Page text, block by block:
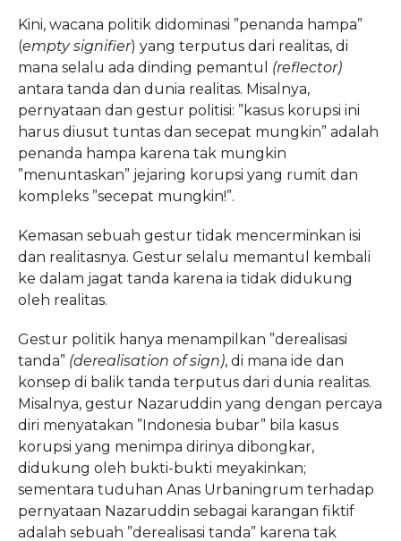
Kini, wacana politik didominasi ”penanda hampa”
(empty signifier) yang terputus dari realitas, di
mana selalu ada dinding pemantul (reflector)
antara tanda dan dunia realitas. Misalnya,
pernyataan dan gestur politisi: ”kasus korupsi ini
harus diusut tuntas dan secepat mungkin” adalah
penanda hampa karena tak mungkin
”menuntaskan” jejaring korupsi yang rumit dan
kompleks ”secepat mungkin!”.
Kemasan sebuah gestur tidak mencerminkan isi
dan realitasnya. Gestur selalu memantul kembali
ke dalam jagat tanda karena ia tidak didukung
oleh realitas.
Gestur politik hanya menampilkan ”derealisasi
tanda” (derealisation of sign), di mana ide dan
konsep di balik tanda terputus dari dunia realitas.
Misalnya, gestur Nazaruddin yang dengan percaya
diri menyatakan ”Indonesia bubar” bila kasus
korupsi yang menimpa dirinya dibongkar,
didukung oleh bukti-bukti meyakinkan;
sementara tuduhan Anas Urbaningrum terhadap
pernyataan Nazaruddin sebagai karangan fiktif
adalah sebuah ”derealisasi tanda” karena tak